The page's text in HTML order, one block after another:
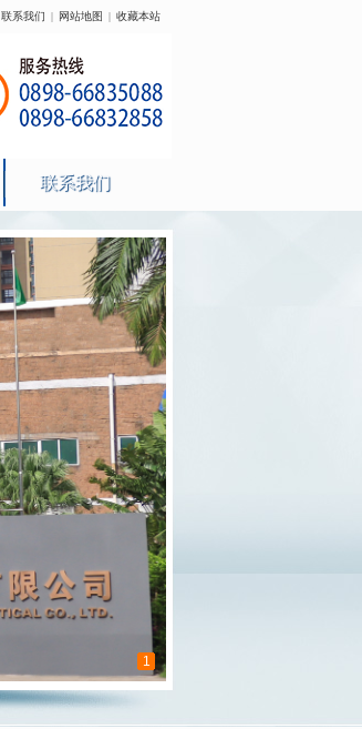
收藏本站
|
网站地图
|
联系我们
联系我们
1